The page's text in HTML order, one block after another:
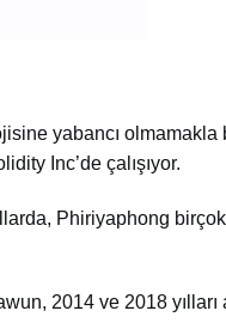
yabancı olmamakla
Inc’de çalışıyor.
Phiriyaphong
2014 ve 2018 yılları